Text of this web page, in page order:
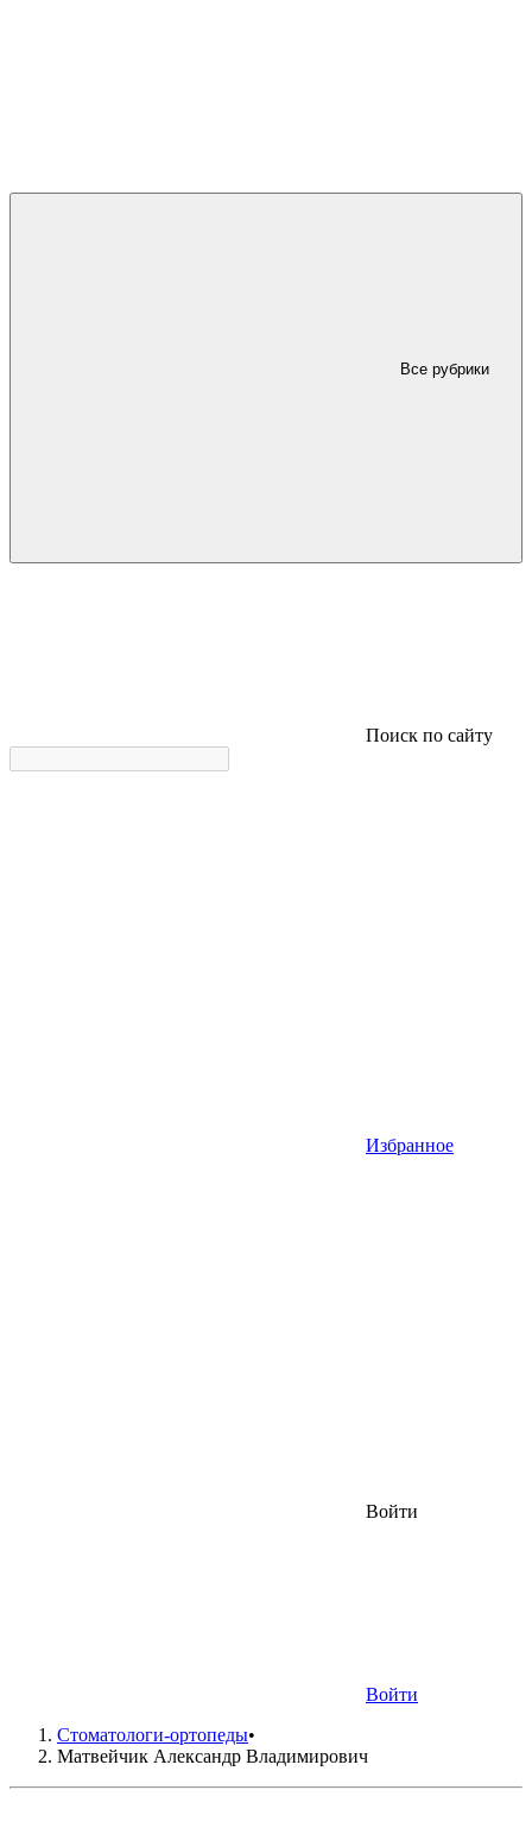
Все рубрики
Поиск по сайту
Избранное
Войти
Войти
Стоматологи-ортопеды•
Матвейчик Александр Владимирович